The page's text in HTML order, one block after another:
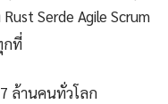
Serde Agile Scrum
กที่
ล้านคนทั่วโลก